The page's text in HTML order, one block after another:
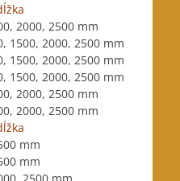
2000, 2500 mm
1500, 2000, 2500 mm
1500, 2000, 2500 mm
1500, 2000, 2500 mm
2000, 2500 mm
2000, 2500 mm
mm
mm